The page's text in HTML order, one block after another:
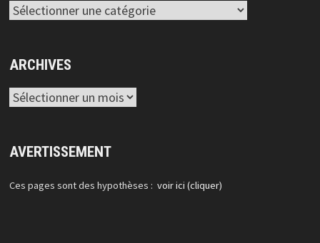
Dossiers
ARCHIVES
Archives
AVERTISSEMENT
Ces pages sont des hypothèses :voir ici (cliquer)